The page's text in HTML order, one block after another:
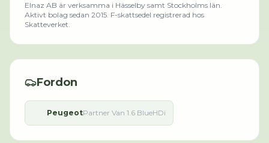
Elnaz AB är verksamma i Hässelby samt Stockholms län.
Aktivt bolag sedan 2015. F-skattsedel registrerad hos
Skatteverket.
Fordon
PeugeotPartner Van 1.6 BlueHDi